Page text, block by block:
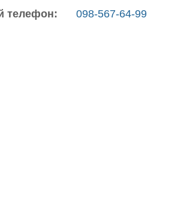
телефон:
098-567-64-99